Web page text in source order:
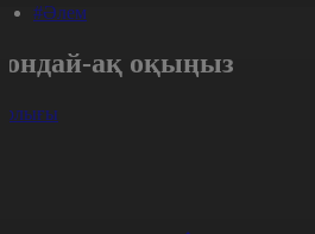
#Әлем
ақ оқыңыз